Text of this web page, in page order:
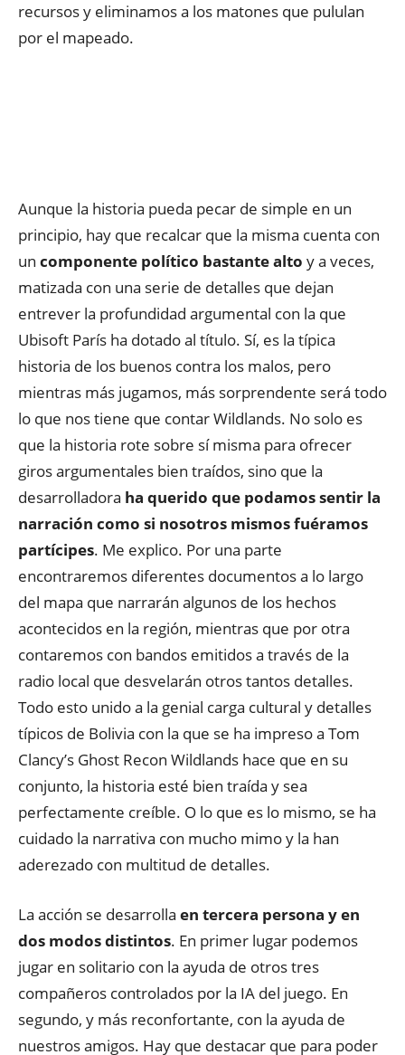
recursos y eliminamos a los matones que pululan
por el mapeado.
Aunque la historia pueda pecar de simple en un
principio, hay que recalcar que la misma cuenta con
un componente político bastante alto y a veces,
matizada con una serie de detalles que dejan
entrever la profundidad argumental con la que
Ubisoft París ha dotado al título. Sí, es la típica
historia de los buenos contra los malos, pero
mientras más jugamos, más sorprendente será todo
lo que nos tiene que contar Wildlands. No solo es
que la historia rote sobre sí misma para ofrecer
giros argumentales bien traídos, sino que la
desarrolladora ha querido que podamos sentir la
narración como si nosotros mismos fuéramos
partícipes. Me explico. Por una parte
encontraremos diferentes documentos a lo largo
del mapa que narrarán algunos de los hechos
acontecidos en la región, mientras que por otra
contaremos con bandos emitidos a través de la
radio local que desvelarán otros tantos detalles.
Todo esto unido a la genial carga cultural y detalles
típicos de Bolivia con la que se ha impreso a Tom
Clancy’s Ghost Recon Wildlands hace que en su
conjunto, la historia esté bien traída y sea
perfectamente creíble. O lo que es lo mismo, se ha
cuidado la narrativa con mucho mimo y la han
aderezado con multitud de detalles.
La acción se desarrolla en tercera persona y en
dos modos distintos. En primer lugar podemos
jugar en solitario con la ayuda de otros tres
compañeros controlados por la IA del juego. En
segundo, y más reconfortante, con la ayuda de
nuestros amigos. Hay que destacar que para poder